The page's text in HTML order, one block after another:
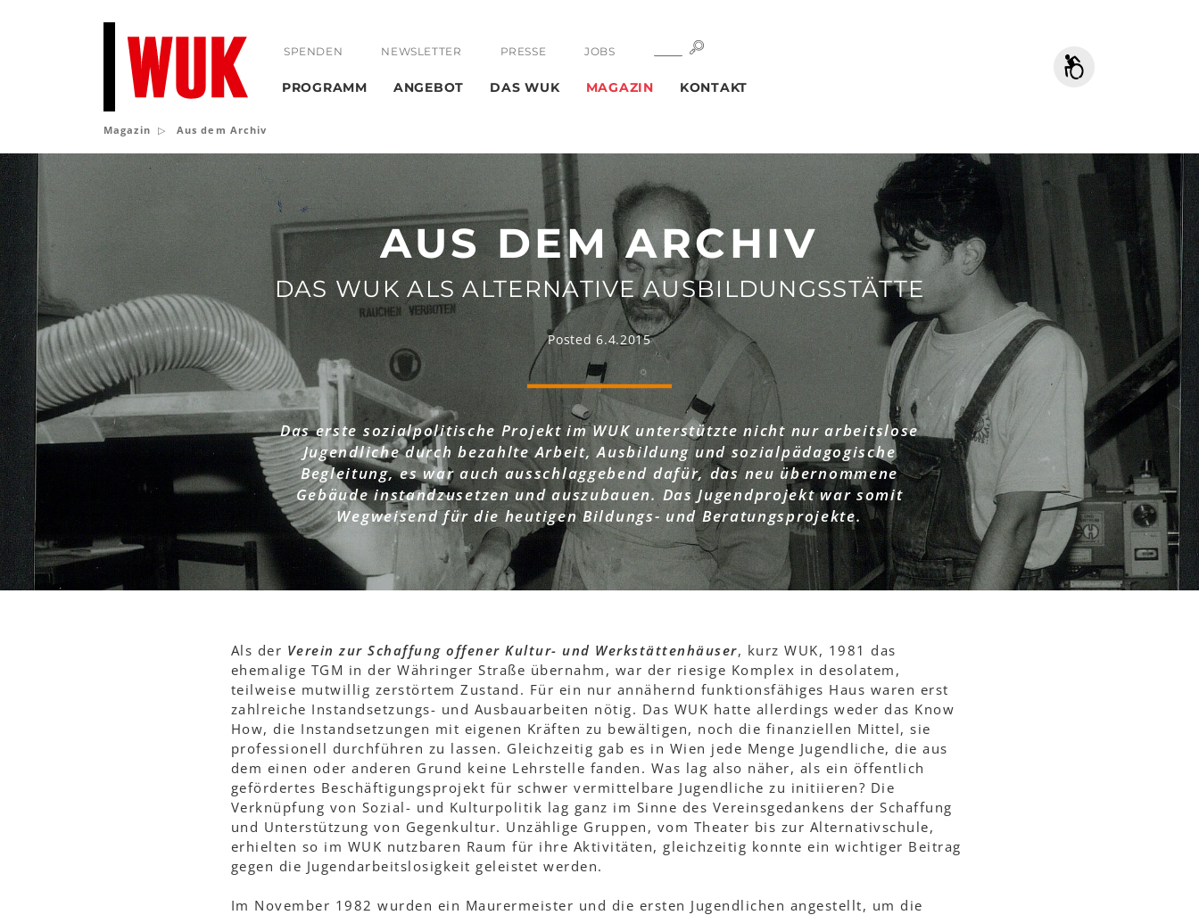
SPENDEN NEWSLETTER PRESSE JOBS SUCHE
PROGRAMM ANGEBOT DAS WUK MAGAZIN KONTAKT
Magazin Aus dem Archiv
Aus
dem
Archiv
AUS DEM ARCHIV
DAS WUK ALS ALTERNATIVE AUSBILDUNGSSTÄTTE
Posted 6.4.2015
Das erste sozialpolitische Projekt im WUK unterstützte nicht nur arbeitslose
Jugendliche durch bezahlte Arbeit, Ausbildung und sozialpädagogische
Begleitung, es war auch ausschlaggebend dafür, das neu übernommene
Gebäude instandzusetzen und auszubauen. Das Jugendprojekt war somit
Wegweisend für die heutigen Bildungs- und Beratungsprojekte.
Als der Verein zur Schaffung offener Kultur- und Werkstättenhäuser, kurz WUK, 1981 das
ehemalige TGM in der Währinger Straße übernahm, war der riesige Komplex in desolatem,
teilweise mutwillig zerstörtem Zustand. Für ein nur annähernd funktionsfähiges Haus waren erst
zahlreiche Instandsetzungs- und Ausbauarbeiten nötig. Das WUK hatte allerdings weder das Know
How, die Instandsetzungen mit eigenen Kräften zu bewältigen, noch die finanziellen Mittel, sie
professionell durchführen zu lassen. Gleichzeitig gab es in Wien jede Menge Jugendliche, die aus
dem einen oder anderen Grund keine Lehrstelle fanden. Was lag also näher, als ein öffentlich
gefördertes Beschäftigungsprojekt für schwer vermittelbare Jugendliche zu initiieren? Die
Verknüpfung von Sozial- und Kulturpolitik lag ganz im Sinne des Vereinsgedankens der Schaffung
und Unterstützung von Gegenkultur. Unzählige Gruppen, vom Theater bis zur Alternativschule,
erhielten so im WUK nutzbaren Raum für ihre Aktivitäten, gleichzeitig konnte ein wichtiger Beitrag
gegen die Jugendarbeitslosigkeit geleistet werden.
Im November 1982 wurden ein Maurermeister und die ersten Jugendlichen angestellt, um die